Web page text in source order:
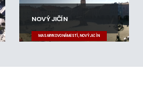
NOVÝ JIČÍN
MASARYKOVO NÁMĚSTÍ, NOVÝ JIČÍN